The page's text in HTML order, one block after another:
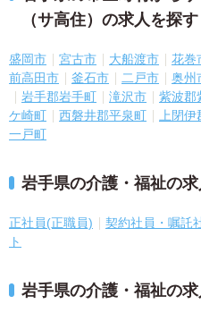
（サ高住）の求人を探す
盛岡市 宮古市 大船渡市 花巻
前高田市
釜石市 二戸市 奥州
岩手郡岩手町
滝沢市 紫波郡
ケ崎町
西磐井郡平泉町 上閉
一戸町
岩手県の介護・福祉の
正社員(正職員) 契約社員・嘱託
ト
岩手県の介護・福祉の